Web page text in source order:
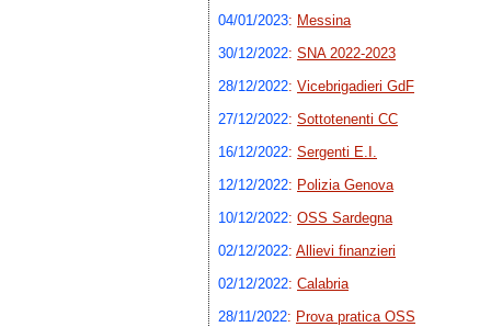
04/01/2023: Messina
30/12/2022: SNA 2022-2023
28/12/2022: Vicebrigadieri GdF
27/12/2022: Sottotenenti CC
16/12/2022: Sergenti E.I.
12/12/2022: Polizia Genova
10/12/2022: OSS Sardegna
02/12/2022: Allievi finanzieri
02/12/2022: Calabria
28/11/2022: Prova pratica OSS